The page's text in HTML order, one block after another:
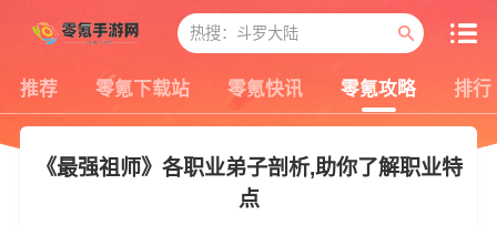
推荐 零氪下载站 零氪快讯 零氪攻略 排行
《最强祖师》各职业弟子剖析,助你了解职业特
点